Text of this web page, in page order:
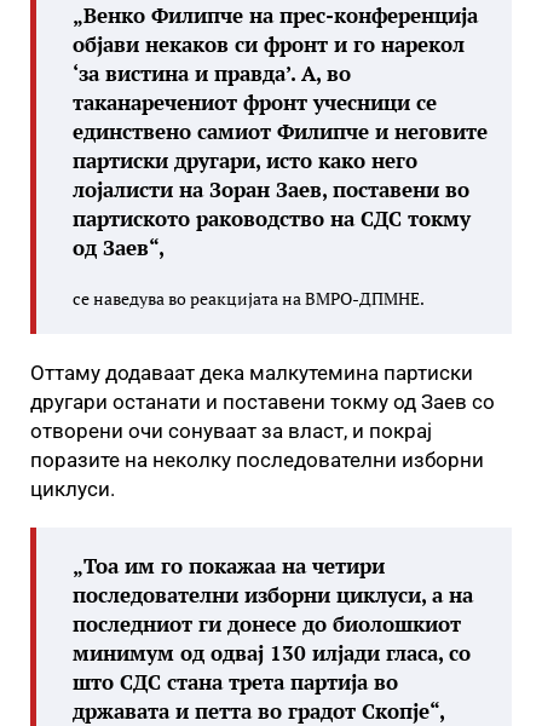
„Венко Филипче на прес-конференција
објави некаков си фронт и го нарекол
‘за вистина и правда’. А, во
таканаречениот фронт учесници се
единствено самиот Филипче и неговите
партиски другари, исто како него
лојалисти на Зоран Заев, поставени во
партиското раководство на СДС токму
од Заев“,
се наведува во реакцијата на ВМРО-ДПМНЕ.
Оттаму додаваат дека малкутемина партиски
другари останати и поставени токму од Заев со
отворени очи сонуваат за власт, и покрај
поразите на неколку последователни изборни
циклуси.
„Тоа им го покажаа на четири
последователни изборни циклуси, а на
последниот ги донесе до биолошкиот
минимум од одвај 130 илјади гласа, со
што СДС стана трета партија во
државата и петта во градот Скопје“,